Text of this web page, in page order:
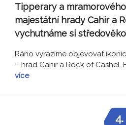
Tipperary a
majestátní hrady Cahir a
vychutnáme si
Ráno vyrazíme objevovat
– hrad Cahir a Rock of Cashel.
více
4.